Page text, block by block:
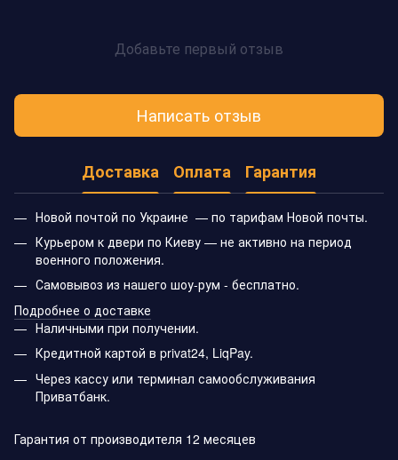
Добавьте первый отзыв
Написать отзыв
Доставка Оплата Гарантия
Новой почтой по Украине — по тарифам Новой почты.
Курьером к двери по Киеву — не активно на период
военного положения.
Самовывоз из нашего шоу-рум - бесплатно.
Подробнее о доставке
Наличными при получении.
Кредитной картой в privat24, LiqPay.
Через кассу или терминал самообслуживания
Приватбанк.
Гарантия от производителя 12 месяцев